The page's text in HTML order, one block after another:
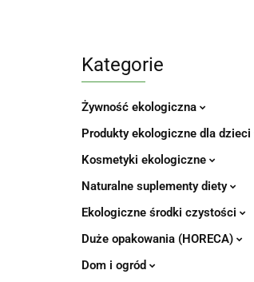
Kategorie
Żywność ekologiczna
Produkty ekologiczne dla dzieci
Kosmetyki ekologiczne
Naturalne suplementy diety
Ekologiczne środki czystości
Duże opakowania (HORECA)
Dom i ogród